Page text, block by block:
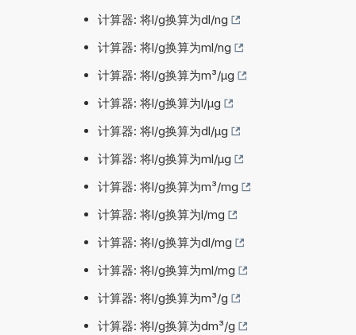
计算器: 将l/g换算为dl/ng
计算器: 将l/g换算为ml/ng
计算器: 将l/g换算为m³/µg
计算器: 将l/g换算为l/µg
计算器: 将l/g换算为dl/µg
计算器: 将l/g换算为ml/µg
计算器: 将l/g换算为m³/mg
计算器: 将l/g换算为l/mg
计算器: 将l/g换算为dl/mg
计算器: 将l/g换算为ml/mg
计算器: 将l/g换算为m³/g
计算器: 将l/g换算为dm³/g